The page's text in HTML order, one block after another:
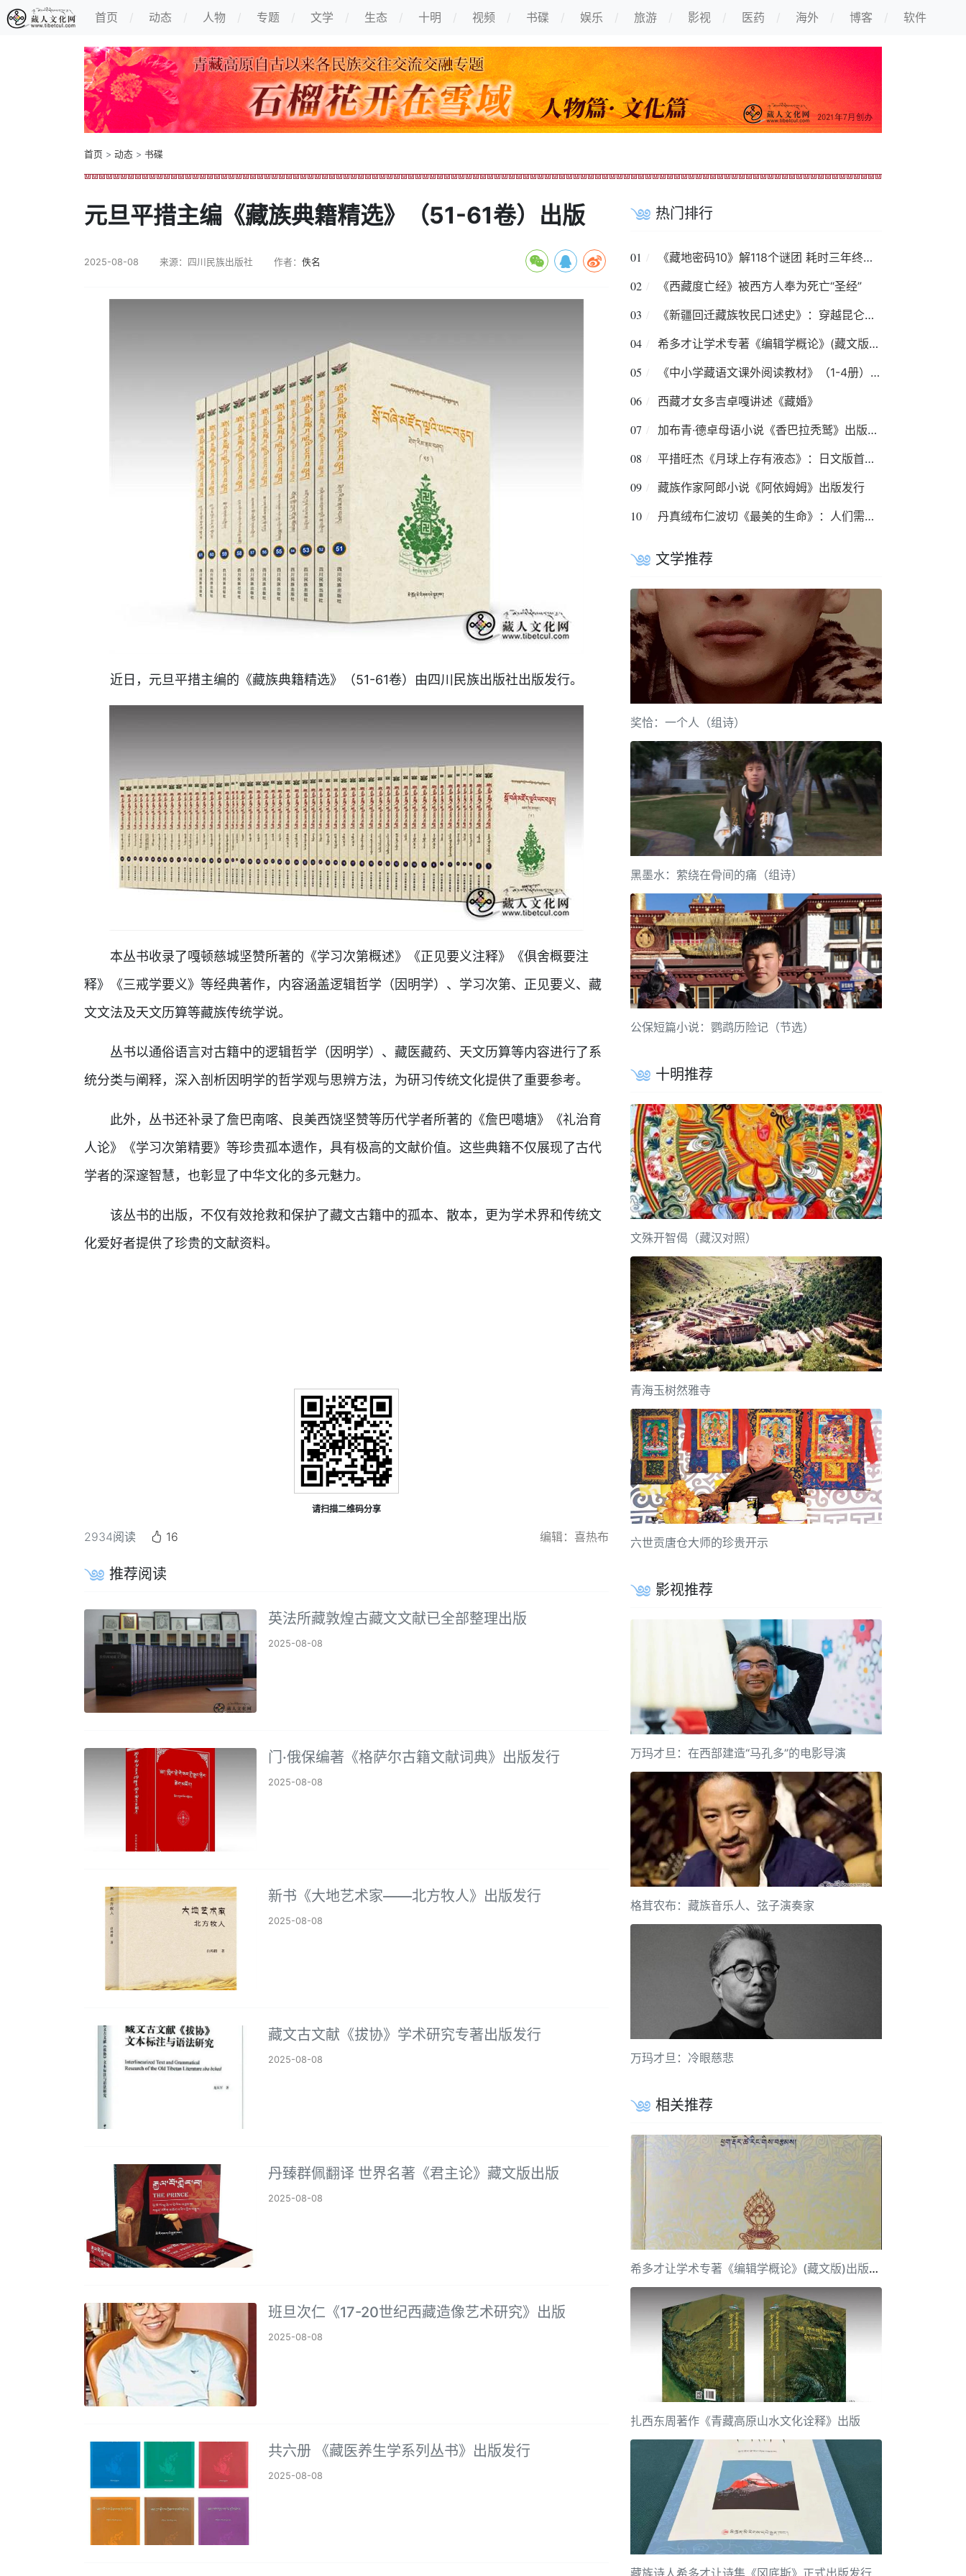
首页 动态 人物 专题 文学 生态 十明 视频 书碟 娱乐 旅游 影视 医药 海外 博客 软件
首页 > 动态 > 书碟
元旦平措主编《藏族典籍精选》（51-61卷）出版
2025-08-08 来源：四川民族出版社 作者： 佚名
近日，元旦平措主编的《藏族典籍精选》（51-61卷）由四川民族出版社出版发行。
本丛书收录了嘎顿慈城坚赞所著的《学习次第概述》《正见要义注释》《俱舍概要注
释》《三戒学要义》等经典著作，内容涵盖逻辑哲学（因明学）、学习次第、正见要义、藏
文文法及天文历算等藏族传统学说。
丛书以通俗语言对古籍中的逻辑哲学（因明学）、藏医藏药、天文历算等内容进行了系
统分类与阐释，深入剖析因明学的哲学观与思辨方法，为研习传统文化提供了重要参考。
此外，丛书还补录了詹巴南喀、良美西饶坚赞等历代学者所著的《詹巴噶塘》《礼治育
人论》《学习次第精要》等珍贵孤本遗作，具有极高的文献价值。这些典籍不仅展现了古代
学者的深邃智慧，也彰显了中华文化的多元魅力。
该丛书的出版，不仅有效抢救和保护了藏文古籍中的孤本、散本，更为学术界和传统文
化爱好者提供了珍贵的文献资料。
请扫描二维码分享
2934阅读 16 编辑：喜热布
推荐阅读
英法所藏敦煌古藏文文献已全部整理出版
2025-08-08
门·俄保编著《格萨尔古籍文献词典》出版发行
2025-08-08
新书《大地艺术家——北方牧人》出版发行
2025-08-08
藏文古文献《拔协》学术研究专著出版发行
2025-08-08
丹臻群佩翻译 世界名著《君主论》藏文版出版
2025-08-08
班旦次仁《17-20世纪西藏造像艺术研究》出版
2025-08-08
共六册 《藏医养生学系列丛书》出版发行
2025-08-08
热门排行
01 《藏地密码10》解118个谜团 耗时三年终出大结局
02 《西藏度亡经》被西方人奉为死亡“圣经”
03 《新疆回迁藏族牧民口述史》：穿越昆仑山的故事
04 希多才让学术专著《编辑学概论》(藏文版)出版发行
05 《中小学藏语文课外阅读教材》（1-4册）出版发行
06 西藏才女多吉卓嘎讲述《藏婚》
07 加布青·德卓母语小说《香巴拉秃鹫》出版发行
08 平措旺杰《月球上存有液态》：日文版首发仪式在京举行
09 藏族作家阿郎小说《阿依姆姆》出版发行
10 丹真绒布仁波切《最美的生命》：人们需要安祥清净
文学推荐
奖恰：一个人（组诗）
黑墨水：萦绕在骨间的痛（组诗）
公保短篇小说：鹦鹉历险记（节选）
十明推荐
文殊开智偈（藏汉对照）
青海玉树然雅寺
六世贡唐仓大师的珍贵开示
影视推荐
万玛才旦：在西部建造“马孔多”的电影导演
格茸农布：藏族音乐人、弦子演奏家
万玛才旦：冷眼慈悲
相关推荐
希多才让学术专著《编辑学概论》(藏文版)出版发行
扎西东周著作《青藏高原山水文化诠释》出版
藏族诗人希多才让诗集《冈底斯》正式出版发行